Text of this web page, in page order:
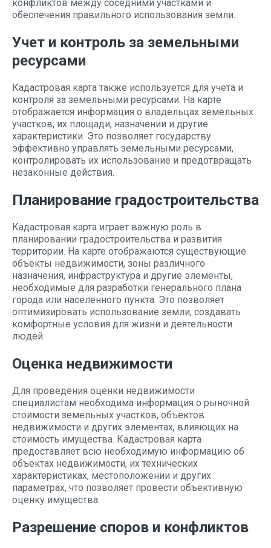
конфликтов между соседними участками и
обеспечения правильного использования земли.
Учет и контроль за земельными
ресурсами
Кадастровая карта также используется для учета и
контроля за земельными ресурсами. На карте
отображается информация о владельцах земельных
участков, их площади, назначении и другие
характеристики. Это позволяет государству
эффективно управлять земельными ресурсами,
контролировать их использование и предотвращать
незаконные действия.
Планирование градостроительства
Кадастровая карта играет важную роль в
планировании градостроительства и развития
территории. На карте отображаются существующие
объекты недвижимости, зоны различного
назначения, инфраструктура и другие элементы,
необходимые для разработки генерального плана
города или населенного пункта. Это позволяет
оптимизировать использование земли, создавать
комфортные условия для жизни и деятельности
людей.
Оценка недвижимости
Для проведения оценки недвижимости
специалистам необходима информация о рыночной
стоимости земельных участков, объектов
недвижимости и других элементах, влияющих на
стоимость имущества. Кадастровая карта
предоставляет всю необходимую информацию об
объектах недвижимости, их технических
характеристиках, местоположении и других
параметрах, что позволяет провести объективную
оценку имущества.
Разрешение споров и конфликтов